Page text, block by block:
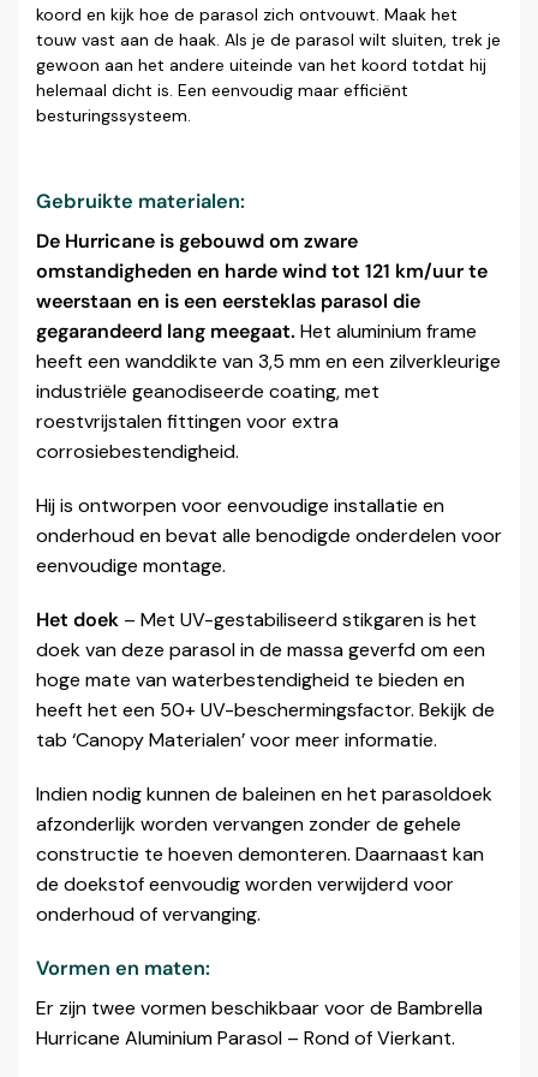
koord en kijk hoe de parasol zich ontvouwt. Maak het
touw vast aan de haak. Als je de parasol wilt sluiten, trek je
gewoon aan het andere uiteinde van het koord totdat hij
helemaal dicht is. Een eenvoudig maar efficiënt
besturingssysteem.
Gebruikte materialen:
De Hurricane is gebouwd om zware
omstandigheden en harde wind tot 121 km/uur te
weerstaan en is een eersteklas parasol die
gegarandeerd lang meegaat. Het aluminium frame
heeft een wanddikte van 3,5 mm en een zilverkleurige
industriële geanodiseerde coating, met
roestvrijstalen fittingen voor extra
corrosiebestendigheid.
Hij is ontworpen voor eenvoudige installatie en
onderhoud en bevat alle benodigde onderdelen voor
eenvoudige montage.
Het doek – Met UV-gestabiliseerd stikgaren is het
doek van deze parasol in de massa geverfd om een
hoge mate van waterbestendigheid te bieden en
heeft het een 50+ UV-beschermingsfactor. Bekijk de
tab ‘Canopy Materialen’ voor meer informatie.
Indien nodig kunnen de baleinen en het parasoldoek
afzonderlijk worden vervangen zonder de gehele
constructie te hoeven demonteren. Daarnaast kan
de doekstof eenvoudig worden verwijderd voor
onderhoud of vervanging.
Vormen en maten:
Er zijn twee vormen beschikbaar voor de Bambrella
Hurricane Aluminium Parasol – Rond of Vierkant.